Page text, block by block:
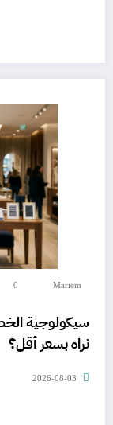
Mariem
0
سيكولوجية
نراه بسعر أقل؟
2026-08-03